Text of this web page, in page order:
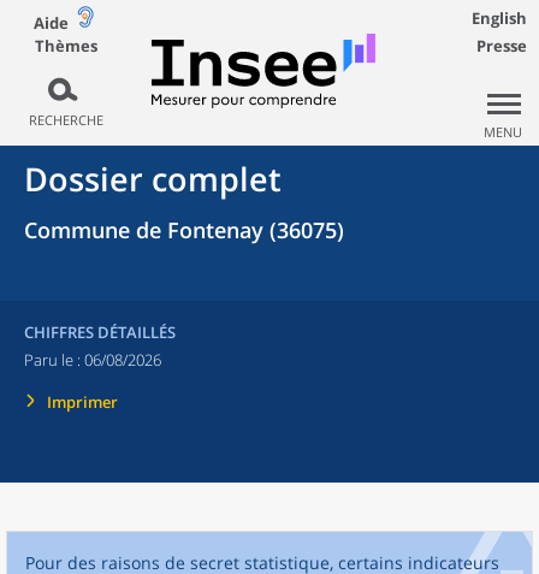
Aide
Thèmes
RECHERCHE
English
Presse
MENU
Dossier complet
Commune de Fontenay (36075)
CHIFFRES DÉTAILLÉS
Paru le : 06/08/2026
Imprimer
Pour des raisons de secret statistique, certains indicateurs